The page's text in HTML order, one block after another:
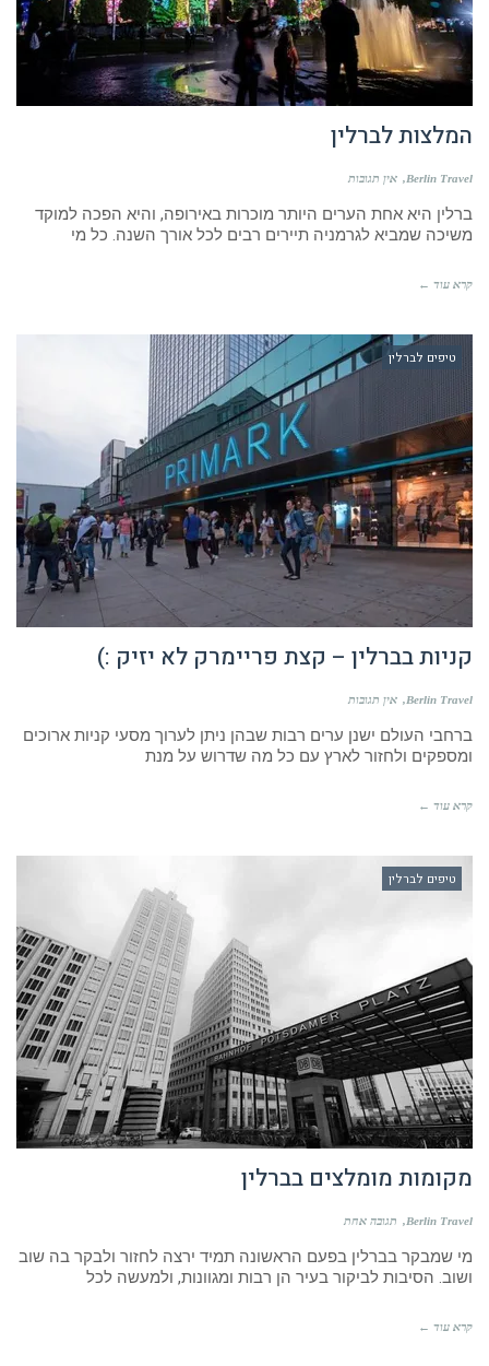
המלצות לברלין
Berlin Travel אין תגובות
ברלין היא אחת הערים היותר מוכרות באירופה, והיא הפכה למוקד
משיכה שמביא לגרמניה תיירים רבים לכל אורך השנה. כל מי
קרא עוד ←
טיפים לברלין
קניות בברלין – קצת פריימרק לא יזיק :)
Berlin Travel אין תגובות
ברחבי העולם ישנן ערים רבות שבהן ניתן לערוך מסעי קניות ארוכים
ומספקים ולחזור לארץ עם כל מה שדרוש על מנת
קרא עוד ←
טיפים לברלין
מקומות מומלצים בברלין
Berlin Travel תגובה אחת
מי שמבקר בברלין בפעם הראשונה תמיד ירצה לחזור ולבקר בה שוב
ושוב. הסיבות לביקור בעיר הן רבות ומגוונות, ולמעשה לכל
קרא עוד ←